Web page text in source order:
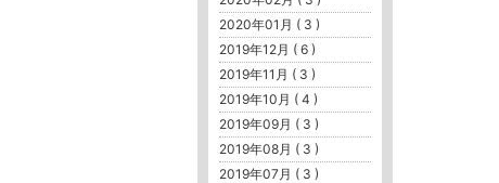
2020年01月 ( 3 )
2019年12月 ( 6 )
2019年11月 ( 3 )
2019年10月 ( 4 )
2019年09月 ( 3 )
2019年08月 ( 3 )
2019年07月 ( 3 )